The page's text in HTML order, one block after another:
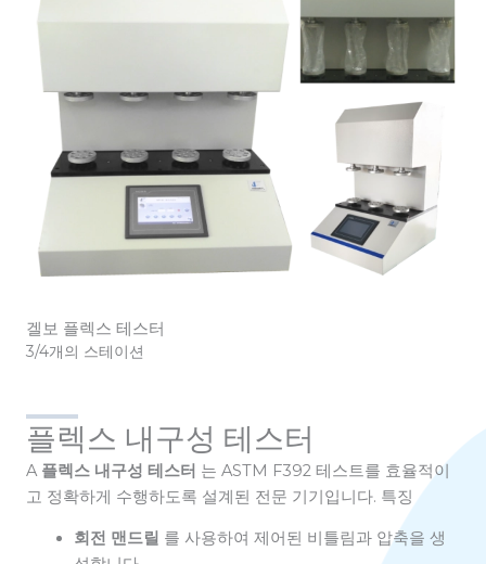
겔보 플렉스 테스터
3/4개의 스테이션
플렉스 내구성 테스터
A 플렉스 내구성 테스터 는 ASTM F392 테스트를 효율적이
고 정확하게 수행하도록 설계된 전문 기기입니다. 특징
회전 맨드릴 를 사용하여 제어된 비틀림과 압축을 생